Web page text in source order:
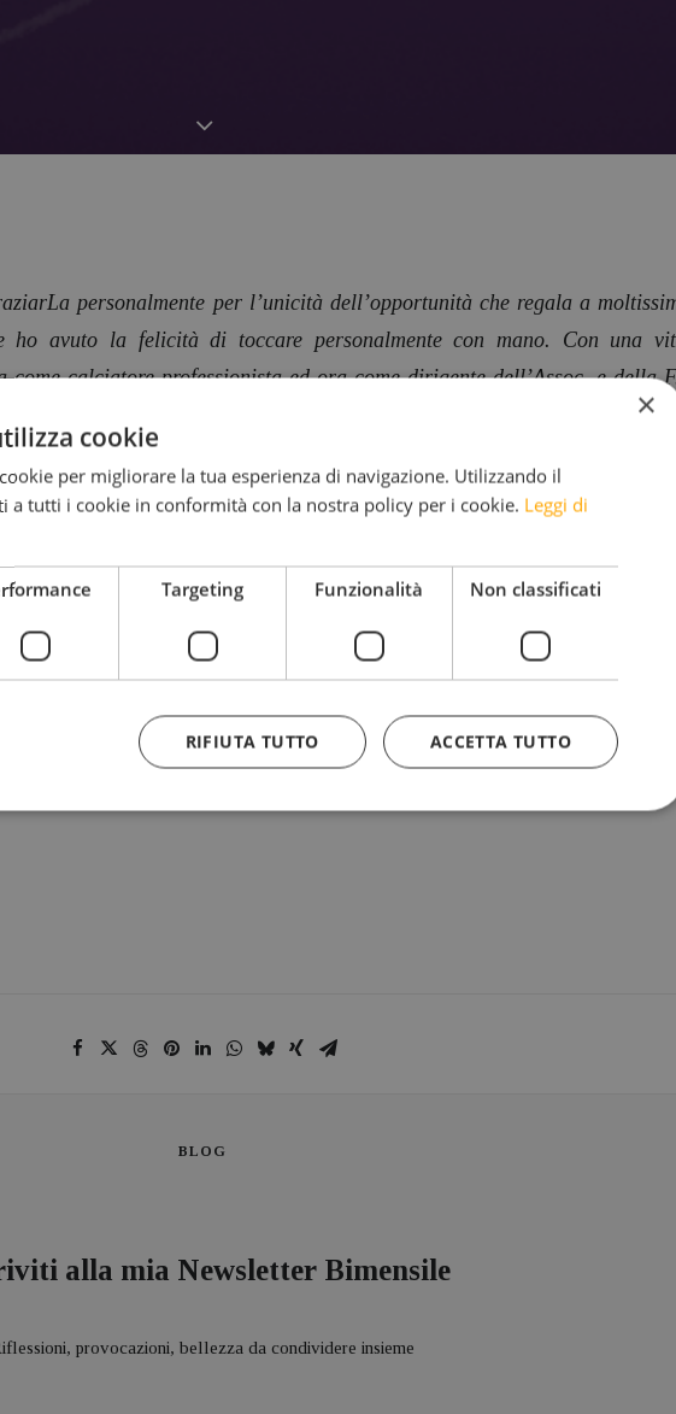
personalmente per l’unicità dell’opportunità che regala a
ho avuto la felicità di toccare personalmente con mano. Con una
calciatore professionista ed ora come dirigente dell’Assoc. e della
qualità degli eventi e le difficoltà nell’organizzare manifestazioni di
e spero di poterLa incontrare in futuro.
◊♦◊
BLOG
alla mia Newsletter Bimensile
provocazioni, bellezza da condividere insieme
×
cookie
per migliorare la tua esperienza di navigazione. Utilizzando il
a tutti i cookie in conformità con la nostra policy per i cookie. Leggi di
Targeting Funzionalità Non classificati
ACCETTA TUTTO
RIFIUTA TUTTO